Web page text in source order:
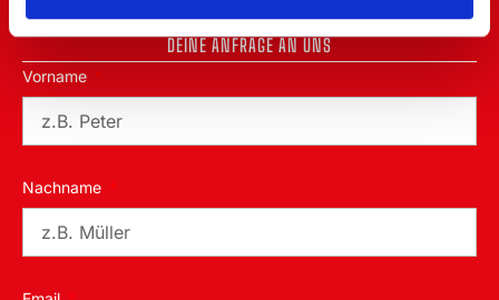
NOCH FRAGEN ODER ANLIEGEN?
DEINE ANFRAGE AN UNS
Vorname
Nachname